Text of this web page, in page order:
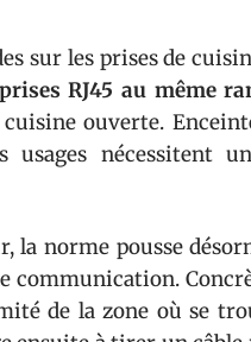
sur les prises de
prises RJ45 au même
ouverte.
nécessitent
la norme pousse
communication.
de la zone où se